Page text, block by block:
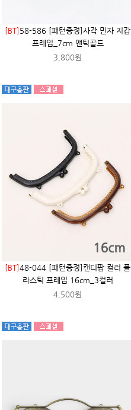
[BT] 58-586 [패턴증정]사각 민자 지갑
프레임_7cm 앤틱골드
3,800원
[BT]48-044 [패턴증정]캔디팝 컬러 플
라스틱 프레임 16cm_3컬러
4,500원